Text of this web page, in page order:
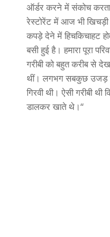
ऑर्डर करने में संकोच करता
रेस्टोरेंट में आज भी खिचड़ी
कपड़े देने में हिचकिचाहट
बसी हुई है। हमारा पूरा
गरीबी को बहुत करीब से
थीं। लगभग सबकुछ उजड़
गिरवी थी। ऐसी गरीबी थी
डालकर खाते थे।“